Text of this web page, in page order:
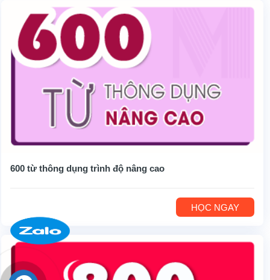
600 từ thông dụng trình độ nâng cao
HỌC NGAY